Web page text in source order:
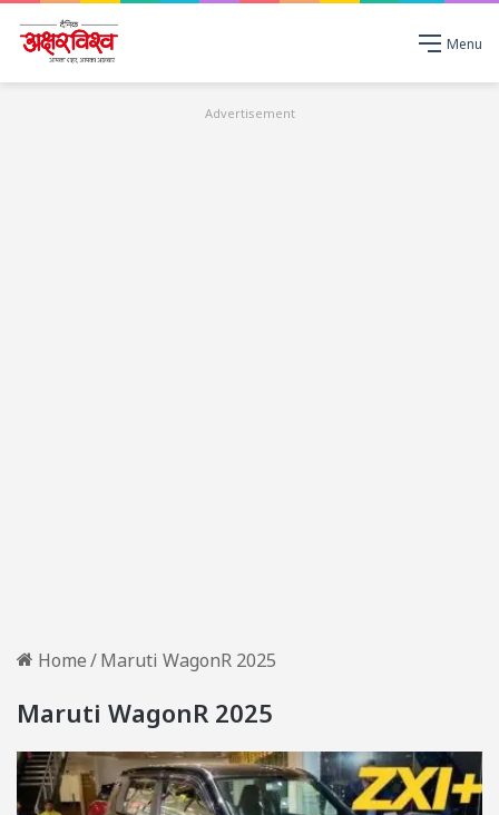
Menu
Advertisement
Home/Maruti WagonR 2025
Maruti WagonR 2025